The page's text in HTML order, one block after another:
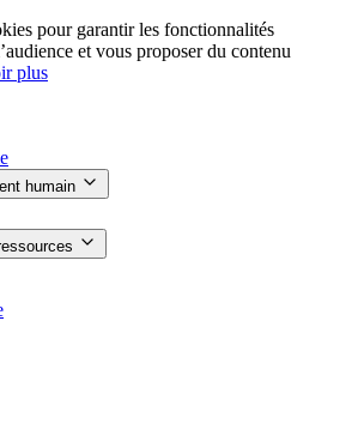
pour garantir les fonctionnalités
et vous proposer du contenu
plus
humain